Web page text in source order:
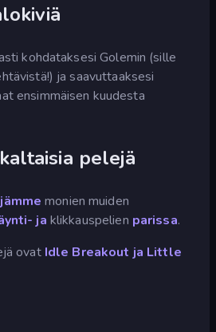
kohdataksesi Golemin (sille
ja saavuttaaksesi
ensimmäisen kuudesta
pelejä
monien muiden
ja klikkauspelien parissa.
ovat Idle Breakout ja Little